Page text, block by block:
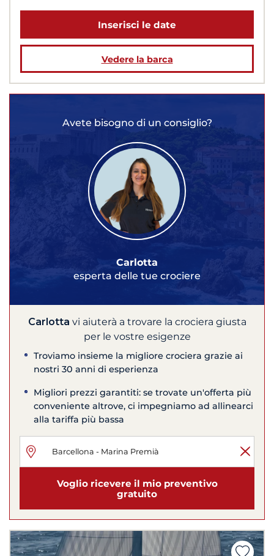
Inserisci le date
Vedere la barca
Avete bisogno di un consiglio?
Carlotta
esperta delle tue crociere
Carlotta vi aiuterà a trovare la crociera giusta
per le vostre esigenze
Troviamo insieme la migliore crociera grazie ai
nostri 30 anni di esperienza
Migliori prezzi garantiti: se trovate un'offerta più
conveniente altrove, ci impegniamo ad allinearci
alla tariffa più bassa
Voglio ricevere il mio preventivo
gratuito